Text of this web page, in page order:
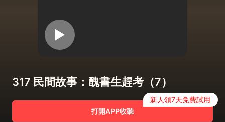
317 民間故事：醜書生趕考（7）
打開APP收聽
新人領7天免費試用